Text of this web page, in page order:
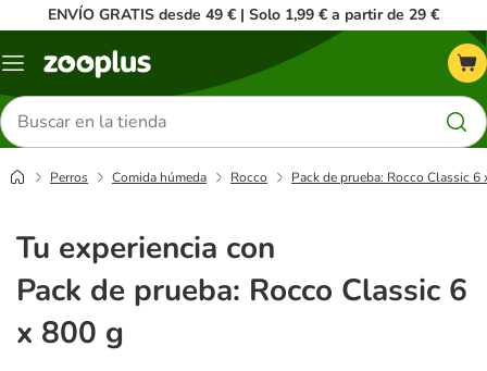
ENVÍO GRATIS desde 49 € | Solo 1,99 € a partir de 29 €
Menú
Buscar
productos
Perros Comida húmeda Rocco Pack de prueba: Rocco Classic 6
Tu experiencia con
Pack de prueba: Rocco Classic 6
x 800 g